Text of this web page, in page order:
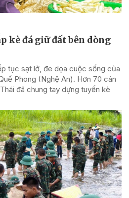
kè đá giữ đất bên dòng
tục sạt lở, đe dọa cuộc sống của
Phong (Nghệ An). Hơn 70 cán
đã chung tay dựng tuyến kè